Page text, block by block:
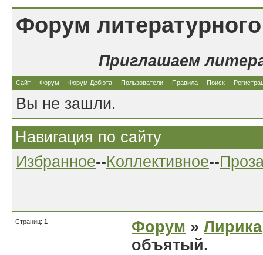
Форум
Приглашаем
Сайт Форум Форум Дебюта Пользователи Правила Поиск
Вы не зашли.
Навигация по сайту
Избранное--Коллективное--
Страниц: 1 Форум » Лирика
объятый.